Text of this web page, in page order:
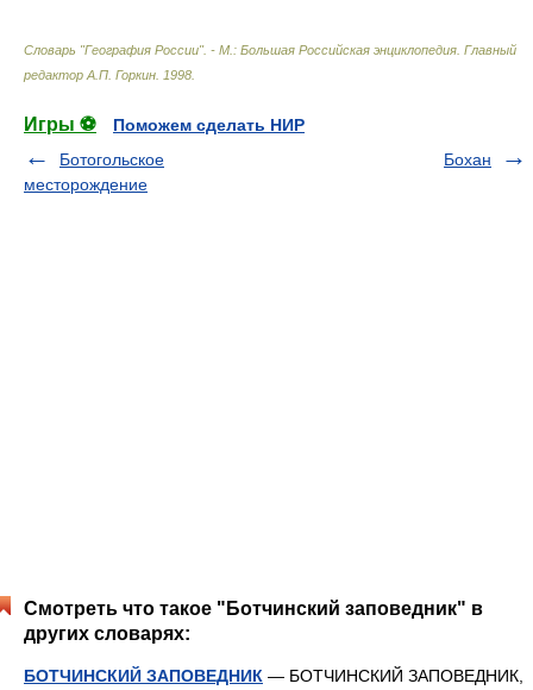
Словарь "География России". - М.: Большая Российская энциклопедия Главный
редактор А.П. Горкин 1998
Игры ⚽
Поможем сделать НИР
Ботогольское
месторождение
Бохан
Смотреть что такое "Ботчинский заповедник" в
других словарях:
БОТЧИНСКИЙ ЗАПОВЕДНИК — БОТЧИНСКИЙ ЗАПОВЕДНИК,